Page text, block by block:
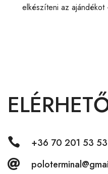
elkészíteni az
 +36 70 201 53 53
